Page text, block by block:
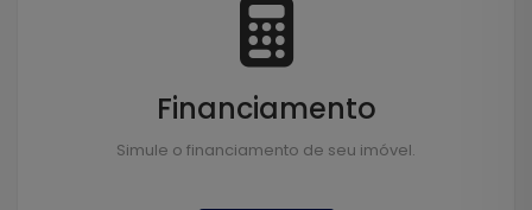
Financiamento
Simule o financiamento de seu imóvel.